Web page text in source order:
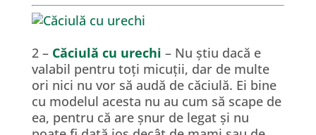
2 – Căciulă cu urechi – Nu știu dacă e
valabil pentru toți micuții, dar de multe
ori nici nu vor să audă de căciulă. Ei bine
cu modelul acesta nu au cum să scape de
ea, pentru că are șnur de legat și nu